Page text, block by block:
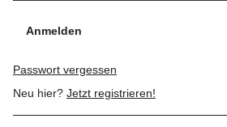
Anmelden
Passwort vergessen
Neu hier? Jetzt registrieren!